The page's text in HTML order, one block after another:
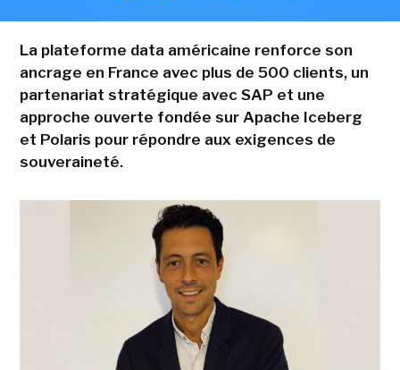
La plateforme data américaine renforce son
ancrage en France avec plus de 500 clients, un
partenariat stratégique avec SAP et une
approche ouverte fondée sur Apache Iceberg
et Polaris pour répondre aux exigences de
souveraineté.